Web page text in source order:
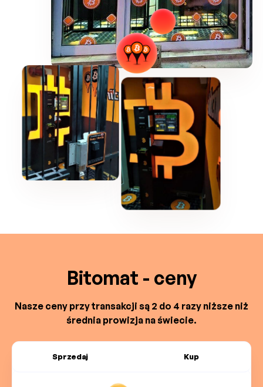
Bitomat - ceny
Nasze ceny przy transakcji są 2 do 4 razy niższe niż
średnia prowizja na świecie.
Sprzedaj Kup